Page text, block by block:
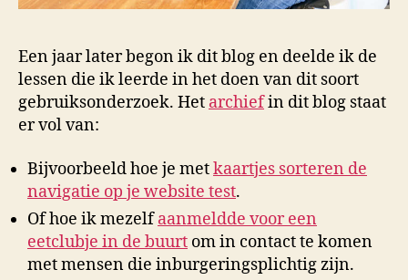
Een jaar later begon ik dit blog en deelde ik de
lessen die ik leerde in het doen van dit soort
gebruiksonderzoek. Het archiefin dit blog staat
er vol van:
Bijvoorbeeld hoe je metkaartjes sorteren de
navigatie op je website test.
Of hoe ik mezelfaanmeldde voor een
eetclubje in de buurt om in contact te komen
met mensen die inburgeringsplichtig zijn.